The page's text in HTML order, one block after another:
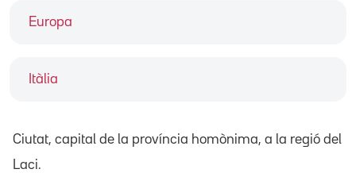
Europa
Itàlia
Ciutat, capital de la província homònima, a la regió del
Laci.